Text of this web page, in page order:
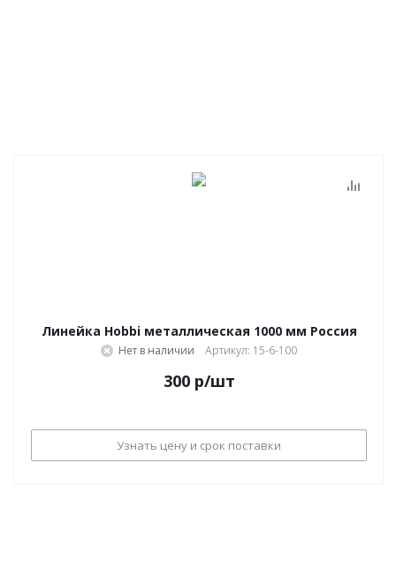
Линейка Hobbi металлическая 1000 мм Россия
Нет в наличии Артикул: 15-6-100
300р/шт
Узнать цену и срок поставки